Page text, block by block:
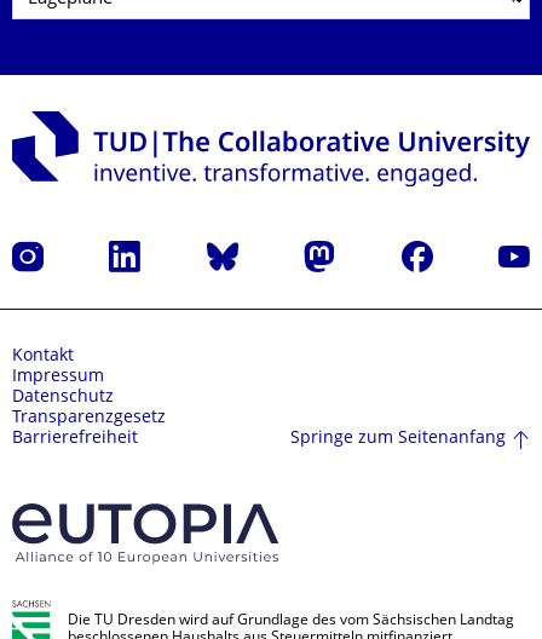
Instagram LinkedIn Bluesky Mastodon Facebook
Kontakt
Impressum
Datenschutz
Transparenzgesetz
Barrierefreiheit
Springe zum Seitenanfang
Die TU Dresden wird auf Grundlage des vom Sächsischen Landtag